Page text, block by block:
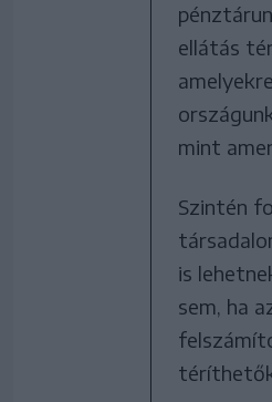
ellátás
mint
Szintén
is
sem, ha